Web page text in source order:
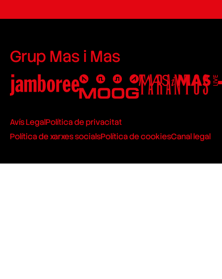
Grup Mas i Mas
Avís LegalPolítica de privacitat
Política de xarxes socialsPolítica de cookiesCanal legal